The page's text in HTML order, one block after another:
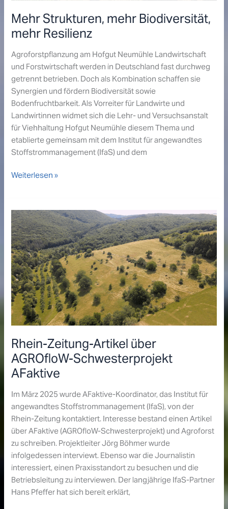
Mehr Strukturen, mehr Biodiversität,
mehr Resilienz
Agroforstpflanzung am Hofgut Neumühle Landwirtschaft
und Forstwirtschaft werden in Deutschland fast durchweg
getrennt betrieben. Doch als Kombination schaffen sie
Synergien und fördern Biodiversität sowie
Bodenfruchtbarkeit. Als Vorreiter für Landwirte und
Landwirtinnen widmet sich die Lehr- und Versuchsanstalt
für Viehhaltung Hofgut Neumühle diesem Thema und
etablierte gemeinsam mit dem Institut für angewandtes
Stoffstrommanagement (IfaS) und dem
Mehr
Biodiversität,
mehr
Resilienz
Weiterlesen »
Rhein-Zeitung-Artikel über
AGROfloW-Schwesterprojekt
AFaktive
Im März 2025 wurde AFaktive-Koordinator, das Institut für
angewandtes Stoffstrommanagement (IfaS), von der
Rhein-Zeitung kontaktiert. Interesse bestand einen Artikel
über AFaktive (AGROfloW-Schwesterprojekt) und Agroforst
zu schreiben. Projektleiter Jörg Böhmer wurde
infolgedessen interviewt. Ebenso war die Journalistin
interessiert, einen Praxisstandort zu besuchen und die
Betriebsleitung zu interviewen. Der langjährige IfaS-Partner
Hans Pfeffer hat sich bereit erklärt,